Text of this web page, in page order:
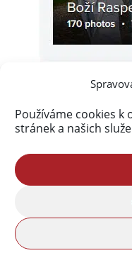
Používáme cookies k
stránek a našich
289